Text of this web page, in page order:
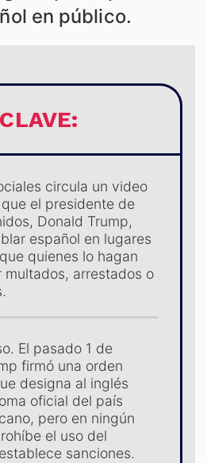
en público.
circula un video
el presidente de
Donald Trump,
español en lugares
quienes lo hagan
multados, arrestados o
El pasado 1 de
firmó una orden
designa al inglés
oficial del país
pero en ningún
el uso del
sanciones.